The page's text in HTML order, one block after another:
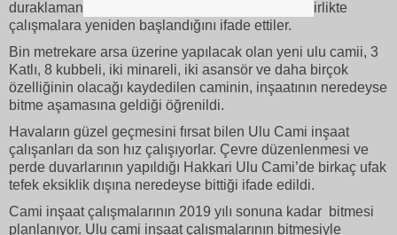
duraklamanın olduğunu, sorunun çözülmesi ile birlikte
çalışmalara yeniden başlandığını ifade ettiler.
Bin metrekare arsa üzerine yapılacak olan yeni ulu camii, 3
Katlı, 8 kubbeli, iki minareli, iki asansör ve daha birçok
özelliğinin olacağı kaydedilen caminin, inşaatının neredeyse
bitme aşamasına geldiği öğrenildi.
Havaların güzel geçmesini fırsat bilen Ulu Cami inşaat
çalışanları da son hız çalışıyorlar. Çevre düzenlenmesi ve
perde duvarlarının yapıldığı Hakkari Ulu Cami’de birkaç ufak
tefek eksiklik dışına neredeyse bittiği ifade edildi.
Cami inşaat çalışmalarının 2019 yılı sonuna kadar bitmesi
planlanıyor. Ulu cami inşaat çalışmalarının bitmesiyle